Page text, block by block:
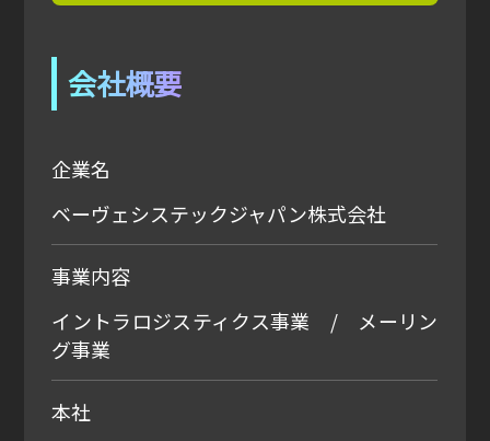
会社概要
企業名
ベーヴェシステックジャパン株式会社
事業内容
イントラロジスティクス事業 / メーリン
グ事業
本社